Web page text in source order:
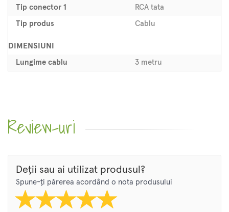
Tip conector 1 RCA tata
Tip produs Cablu
DIMENSIUNI
Lungime cablu 3 metru
Review-uri
Deții sau ai utilizat produsul?
Spune-ți părerea acordând o nota produsului